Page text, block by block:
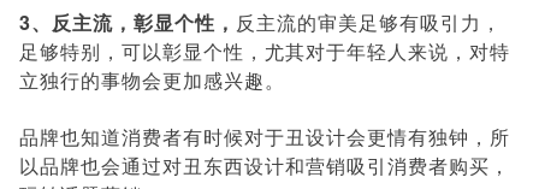
3、反主流，彰显个性， 反主流的审美足够有吸引力，
足够特别，可以彰显个性，尤其对于年轻人来说，对特
立独行的事物会更加感兴趣。
品牌也知道消费者有时候对于丑设计会更情有独钟，所
以品牌也会通过对丑东西设计和营销吸引消费者购买，